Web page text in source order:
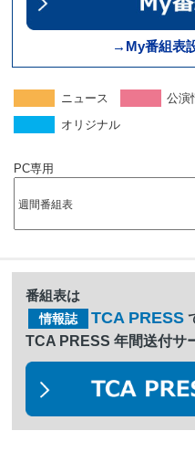
→My番組表
ニュース 公演
オリジナル
PC専用
番組表は
情報誌 TCA PRESS
TCA PRESS 年間送付サ